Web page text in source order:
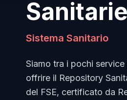
Sanitarie
Sistema Sanitario
Siamo tra i pochi
offrire il Repository
del FSE, certificato da